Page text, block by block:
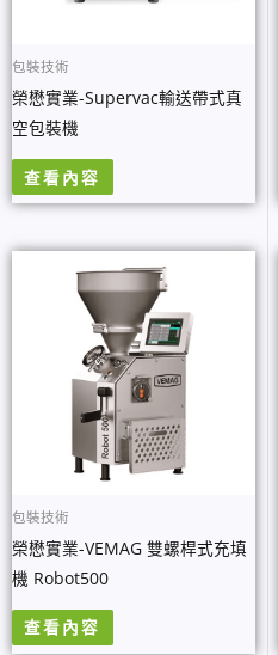
包裝技術
榮懋實業-Supervac輸送帶式真
空包裝機
查看內容
包裝技術
榮懋實業-VEMAG 雙螺桿式充填
機 Robot500
查看內容